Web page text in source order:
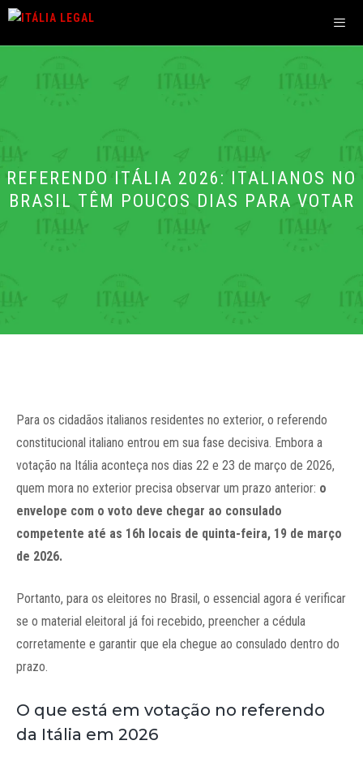
Pular
REFERENDO ITÁLIA 2026: ITALIANOS NO
BRASIL TÊM POUCOS DIAS PARA VOTAR
Para os cidadãos italianos residentes no exterior, o referendo
constitucional italiano entrou em sua fase decisiva. Embora a
votação na Itália aconteça nos dias 22 e 23 de março de 2026,
quem mora no exterior precisa observar um prazo anterior: o
envelope com o voto deve chegar ao consulado
competente até as 16h locais de quinta-feira, 19 de março
de 2026.
Portanto, para os eleitores no Brasil, o essencial agora é verificar
se o material eleitoral já foi recebido, preencher a cédula
corretamente e garantir que ela chegue ao consulado dentro do
prazo.
O que está em votação no referendo
da Itália em 2026